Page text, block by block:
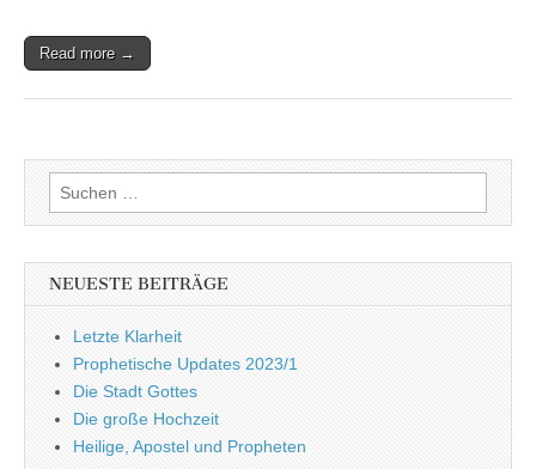
Read more →
Suchen
nach:
NEUESTE BEITRÄGE
Letzte Klarheit
Prophetische Updates 2023/1
Die Stadt Gottes
Die große Hochzeit
Heilige, Apostel und Propheten